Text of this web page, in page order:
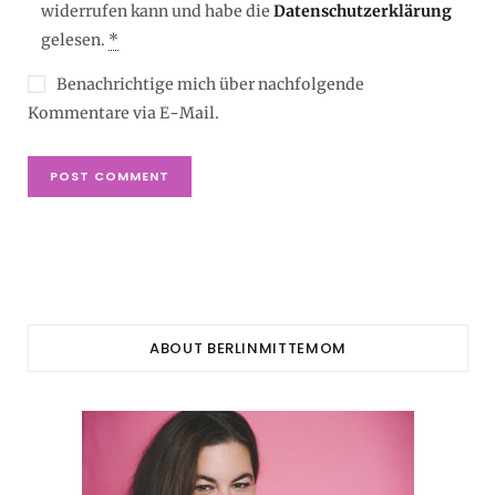
widerrufen kann und habe die Datenschutzerklärung
gelesen. *
Benachrichtige mich über nachfolgende
Kommentare via E-Mail.
ABOUT BERLINMITTEMOM